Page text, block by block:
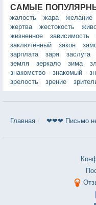
САМЫЕ
жалость
жара желание
жертва
жестокость
жизненное
зависимость
заключённый
закон
зарплата
заря заслуга
земля
зеркало зима
знакомство
знакомый
зрелость
зрение
Главная ❤❤❤ Письмо